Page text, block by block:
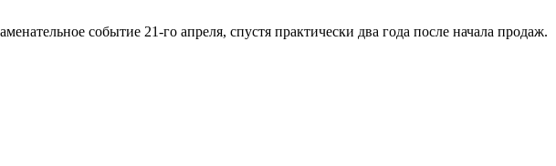
событие 21-го апреля, спустя практически два года после начала продаж.